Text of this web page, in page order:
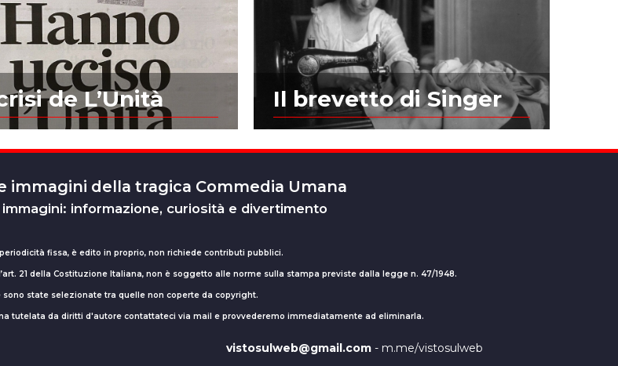
de L’Unità Il brevetto di Singer
immagini della tragica Commedia Umana
informazione, curiosità e divertimento
fissa, è edito in proprio, non richiede contributi pubblici.
21 della Costituzione Italiana, non è soggetto alle norme sulla stampa previste dalla legge n. 47/1948.
state selezionate tra quelle non coperte da copyright.
tutelata da diritti d'autore contattateci via mail e provvederemo immediatamente ad eliminarla.
vistosulweb@gmail.com- m.me/vistosulweb